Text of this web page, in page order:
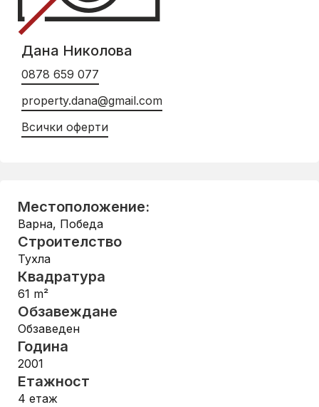
Дана Николова
0878 659 077
property.dana@gmail.com
Всички оферти
Местоположение:
Варна, Победа
Строителство
Тухла
Квадратура
61 m²
Обзавеждане
Обзаведен
Година
2001
Етажност
4 етаж